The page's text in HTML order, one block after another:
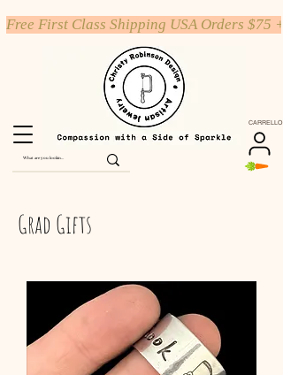
CARRELLO
Free First Class Shipping USA Orders $75 +
Grad Gifts